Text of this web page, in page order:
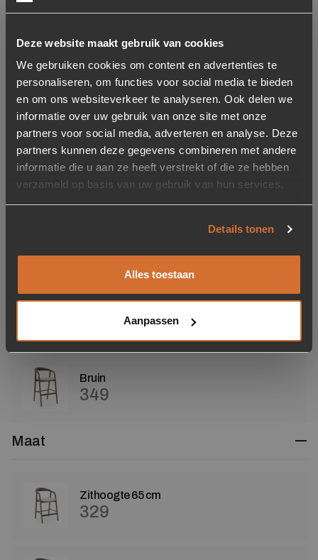
Deze website maakt gebruik van cookies
We gebruiken cookies om content en advertenties te
personaliseren, om functies voor social media te bieden
en om ons websiteverkeer te analyseren. Ook delen we
informatie over uw gebruik van onze site met onze
partners voor social media, adverteren en analyse. Deze
partners kunnen deze gegevens combineren met andere
informatie die u aan ze heeft verstrekt of die ze hebben
verzameld op basis van uw gebruik van hun services.
Details tonen
Alles toestaan
Aanpassen
All In House Vlekken en
constructieservice 3
Jaar garantie Textiel Kit
Voor 2 eetkamerstoelen
/ barkrukken of 1 fauteuil
34,95
Naturel
Bruin
349
Maat
Zithoogte 65 cm
329